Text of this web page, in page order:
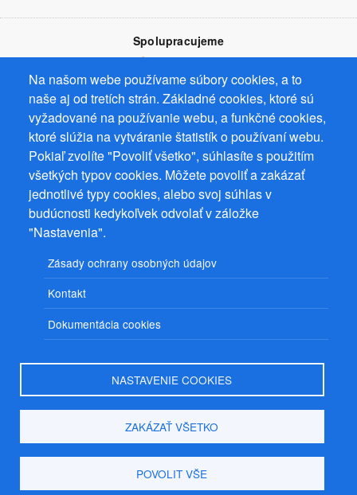
Na našom webe používame súbory cookies, a to
naše aj od tretích strán. Základné cookies, ktoré sú
vyžadované na používanie webu, a funkčné cookies,
ktoré slúžia na vytváranie štatistík o používaní webu.
Pokiaľ zvolíte "Povoliť všetko", súhlasíte s použitím
všetkých typov cookies. Môžete povoliť a zakázať
jednotlivé typy cookies, alebo svoj súhlas v
budúcnosti kedykoľvek odvolať v záložke
"Nastavenia".
Zásady ochrany osobných údajov
Kontakt
Dokumentácia cookies
NASTAVENIE COOKIES
ZAKÁZAŤ VŠETKO
POVOLIT VŠE
Spolupracujeme
Prevádzkovateľ: Mgr. Bc. Žaneta Radimecká, MBA, Ostrov 256, 561
22 Ostrov, IČ 08993033, DIČ CZ9161263958
© 2026PuzzleWebss.r.o.